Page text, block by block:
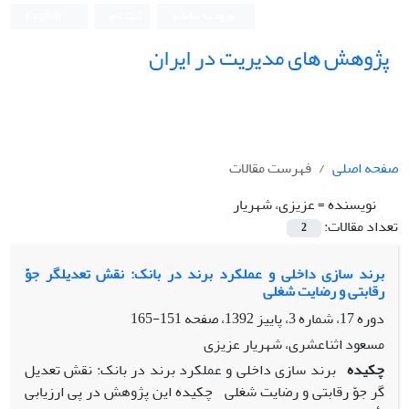
پژوهش های مدیریت در ایران
صفحه اصلی
فهرست مقالات
نویسنده =عزیزی، شهریار
تعداد مقالات:
2
برند سازی داخلی و عملکرد برند در بانک: نقش تعدیلگر جوّ
رقابتی و رضایت شغلی
دوره 17، شماره 3، پاییز 1392، صفحه
151-165
مسعود اثناعشری، شهریار عزیزی
چکیده برند سازی داخلی و عملکرد برند در بانک: نقش تعدیل
گر جوّ رقابتی و رضایت شغلی چکیده این پژوهش در پی ارزیابی